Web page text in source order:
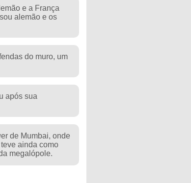
e a França
alemão e os
do muro, um
após sua
de Mumbai, onde
ainda como
megalópole.